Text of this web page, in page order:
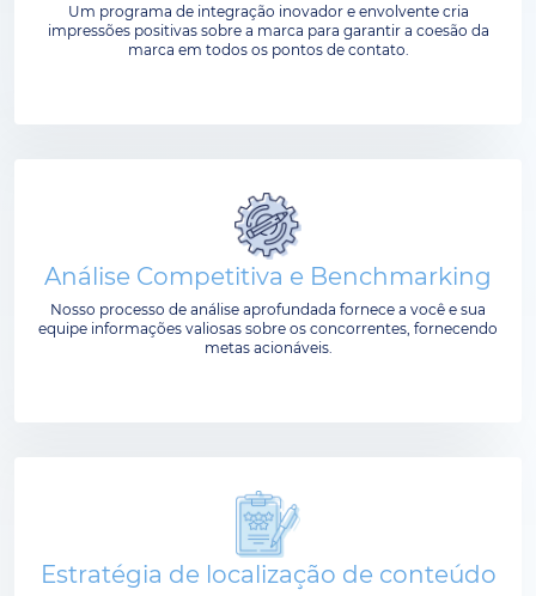
Um programa de integração inovador e envolvente cria
impressões positivas sobre a marca para garantir a coesão da
marca em todos os pontos de contato.
Análise Competitiva e Benchmarking
Nosso processo de análise aprofundada fornece a você e sua
equipe informações valiosas sobre os concorrentes, fornecendo
metas acionáveis.
Estratégia de localização de conteúdo